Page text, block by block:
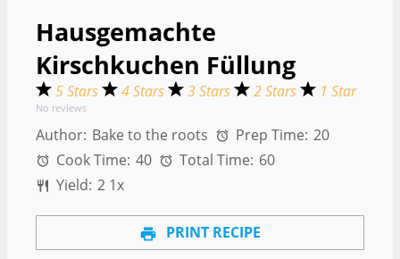
Hausgemachte
Kirschkuchen Füllung
5 Stars 4 Stars 3 Stars 2 Stars 1 Star
No reviews
Author: Bake to the roots Prep Time: 20
Cook Time: 40 Total Time: 60
Yield: 2 1x
PRINT RECIPE